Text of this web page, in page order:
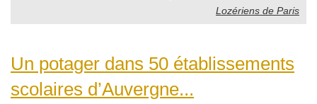
Lozériens de Paris
Un potager dans 50 établissements
scolaires d’Auvergne...